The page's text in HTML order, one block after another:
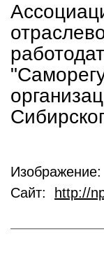
Изображение:
Сайт:
http://